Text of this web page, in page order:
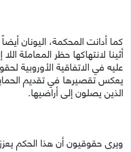
كما أدانت المحكمة، اليونان
أثينا لانتهاكها حظر المعاملة
عليه في الاتفاقية الأوروبية
يعكس تقصيرها في تقديم
الذين يصلون إلى أراضيها.
ويرى حقوقيون أن هذا الحكم يعزز